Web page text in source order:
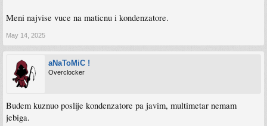
Meni najvise vuce na maticnu i kondenzatore.
May 14, 2025
aNaToMiC !
Overclocker
Budem kuznuo poslije kondenzatore pa javim, multimetar nemam
jebiga.